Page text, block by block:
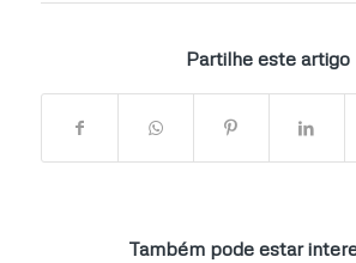
Partilhe este artigo
Também pode estar